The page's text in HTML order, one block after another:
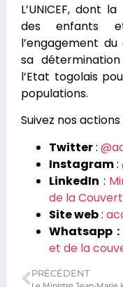
L’UNICEF, dont
des enfants
l’engagement
sa
l’Etat togolais
populations.
Suivez nos
Twitter:
Instagram:
LinkedIn :
de la
Site web:
Whatsapp :
et de la
PRÉCÉDENT